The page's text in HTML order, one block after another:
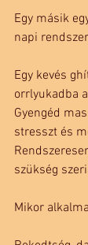
Egy másik
napi
Egy kevés
orrlyukadba
Gyengéd
stresszt és
szükség
Mikor